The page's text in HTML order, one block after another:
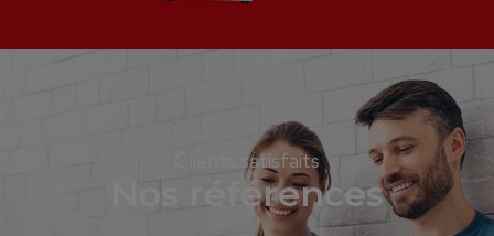
Clients satisfaits
Nos références